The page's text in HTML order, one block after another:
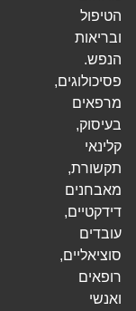
הטיפול
ובריאות
הנפש.
פסיכולוגים,
מרפאים
בעיסוק,
קלינאי
תקשורת,
מאבחנים
דידקטיים,
עובדים
סוציאליים,
רופאים
ואנשי